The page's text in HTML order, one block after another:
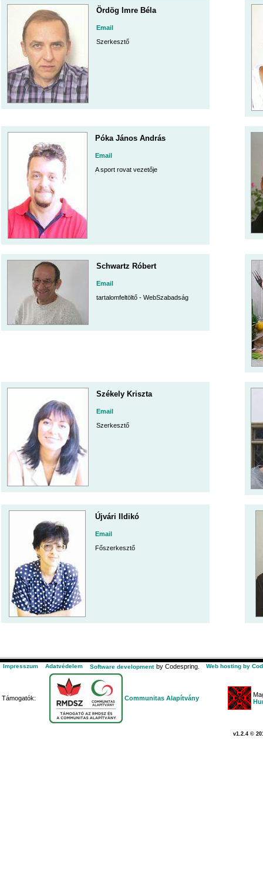
Ördög Imre Béla
Email
Szerkesztő
Póka János András
Email
A sport rovat vezetője
Schwartz Róbert
Email
tartalomfeltöltő - WebSzabadság
Székely Kriszta
Email
Szerkesztő
Újvári Ildikó
Email
Főszerkesztő
Impresszum Adatvédelem Software development by Codespring. Web hosting by
Támogatók: Communitas Alapítvány
v1.2.4 ©